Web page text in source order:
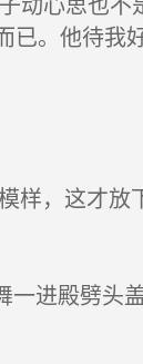
。他待我
，这才放
进殿劈头